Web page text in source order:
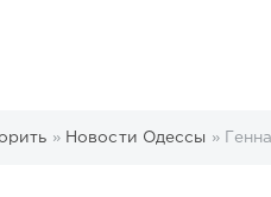
» Новости Одессы »